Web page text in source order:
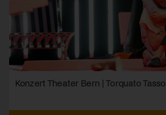
Konzert Theater Bern | Torquato Tasso